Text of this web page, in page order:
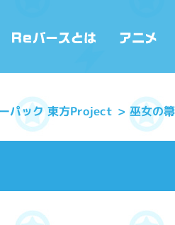
パック 東方Project 巫女の